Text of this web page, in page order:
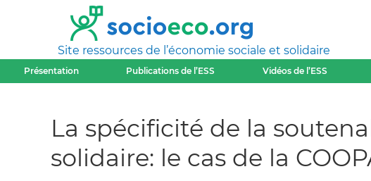
Site ressources de l’économie sociale et solidaire
Présentation Publications de l’ESS Vidéos de l’ESS
La spécificité de la
solidaire: le cas de la